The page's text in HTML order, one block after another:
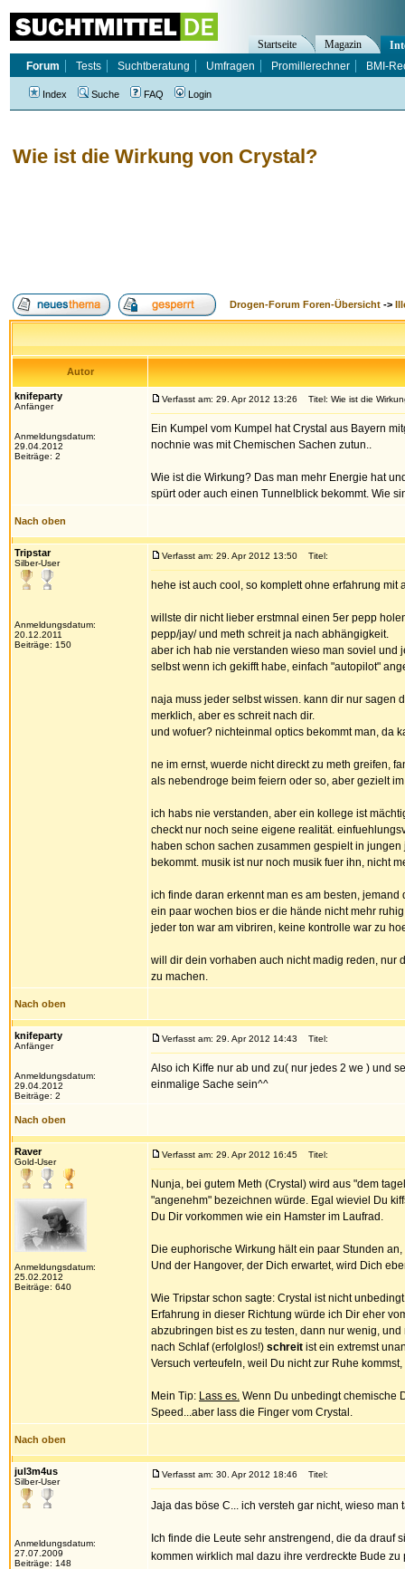
Wie ist die Wirkung von Crystal?
Drogen-Forum Foren-Übersicht ->
Autor
knifeparty
Anfänger
Anmeldungsdatum:
29.04.2012
Beiträge: 2
Verfasst am: 29. Apr 2012 13:26 Titel: Wie ist die
Ein Kumpel vom Kumpel hat Crystal aus Bayern
nochnie was mit Chemischen Sachen zutun..
Wie ist die Wirkung? Das man mehr Energie hat
spürt oder auch einen Tunnelblick bekommt. Wie
Nach oben
Tripstar
Silber-User
Anmeldungsdatum:
20.12.2011
Beiträge: 150
Verfasst am: 29. Apr 2012 13:50 Titel:
hehe ist auch cool, so komplett ohne erfahrung
willste dir nicht lieber erstmnal einen 5er pepp
pepp/jay/ und meth schreit ja nach abhängigkeit.
aber ich hab nie verstanden wieso man soviel und
selbst wenn ich gekifft habe, einfach "autopilot"
naja muss jeder selbst wissen. kann dir nur sagen
merklich, aber es schreit nach dir.
und wofuer? nichteinmal optics bekommt man, da
ne im ernst, wuerde nicht direckt zu meth greifen,
als nebendroge beim feiern oder so, aber gezielt
ich habs nie verstanden, aber ein kollege ist
checkt nur noch seine eigene realität.
haben schon sachen zusammen gespielt in
bekommt. musik ist nur noch musik fuer ihn, nicht
ich finde daran erkennt man es am besten,
ein paar wochen bios er die hände nicht mehr
jeder ton war am vibriren, keine kontrolle war zu
will dir dein vorhaben auch nicht madig reden, nur
zu machen.
Nach oben
knifeparty
Anfänger
Anmeldungsdatum:
29.04.2012
Beiträge: 2
Verfasst am: 29. Apr 2012 14:43 Titel:
Also ich Kiffe nur ab und zu( nur jedes 2 we ) und
einmalige Sache sein^^
Nach oben
Raver
Gold-User
Anmeldungsdatum:
25.02.2012
Beiträge: 640
Verfasst am: 29. Apr 2012 16:45 Titel:
Nunja, bei gutem Meth (Crystal) wird aus "dem
"angenehm" bezeichnen würde. Egal wieviel Du
Du Dir vorkommen wie ein Hamster im Laufrad.
Die euphorische Wirkung hält ein paar Stunden
Und der Hangover, der Dich erwartet, wird Dich
Wie Tripstar schon sagte: Crystal ist nicht
Erfahrung in dieser Richtung würde ich Dir eher
abzubringen bist es zu testen, dann nur wenig,
nach Schlaf (erfolglos!) schreit ist ein extremst
Versuch verteufeln, weil Du nicht zur Ruhe
Mein Tip: Lass es. Wenn Du unbedingt chemische
Speed...aber lass die Finger vom Crystal.
Nach oben
jul3m4us
Silber-User
Anmeldungsdatum:
27.07.2009
Beiträge: 148
Verfasst am: 30. Apr 2012 18:46 Titel:
Jaja das böse C... ich versteh gar nicht, wieso
Ich finde die Leute sehr anstrengend, die da drauf
kommen wirklich mal dazu ihre verdreckte Bude
Startseite Magazin
Forum
Tests Suchtberatung Umfragen Promillerechner BMI-
Index Suche FAQ Login